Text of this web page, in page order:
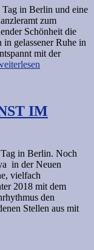
in Berlin und eine
zum
Schönheit die
gelassener Ruhe in
mit der
IM
in Berlin. Noch
in der Neuen
vielfach
2018 mit dem
den
Stellen aus mit